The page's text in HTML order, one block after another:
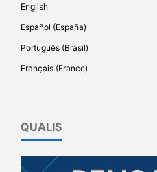
English
Español (España)
Português (Brasil)
Français (France)
QUALIS